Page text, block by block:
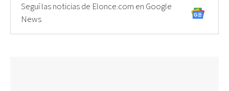
Seguí las noticias de Elonce.com en Google
News